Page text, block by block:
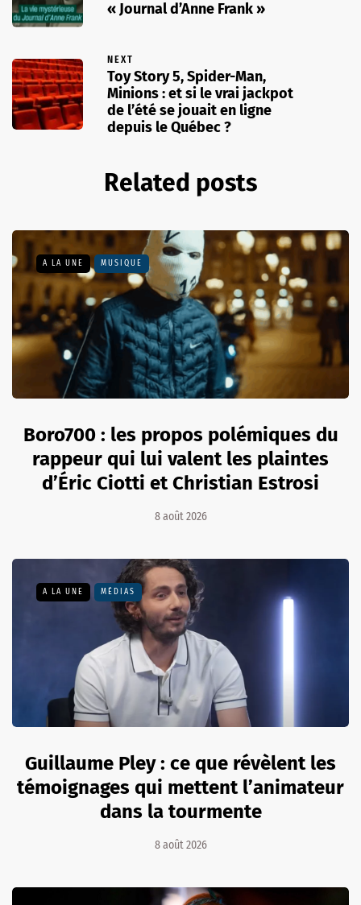
« Journal d’Anne Frank »
NEXT
Toy Story 5, Spider-Man,
Minions : et si le vrai jackpot
de l’été se jouait en ligne
depuis le Québec ?
Related posts
A LA UNE MUSIQUE
Boro700 : les propos polémiques du
rappeur qui lui valent les plaintes
d’Éric Ciotti et Christian Estrosi
8 août 2026
A LA UNE MÉDIAS
Guillaume Pley : ce que révèlent les
témoignages qui mettent l’animateur
dans la tourmente
8 août 2026